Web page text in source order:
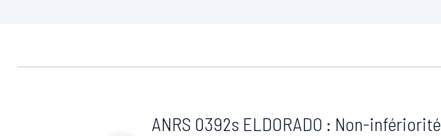
ANRS 0392s ELDORADO : Non-infériorité